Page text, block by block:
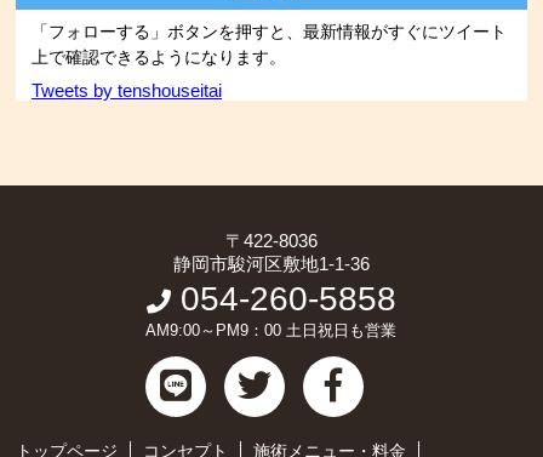
「フォローする」ボタンを押すと、最新情報がすぐにツイート
上で確認できるようになります。
Tweets by tenshouseitai
〒422-8036
静岡市駿河区敷地1-1-36
054-260-5858
AM9:00～PM9：00 土日祝日も営業
トップページ コンセプト 施術メニュー・料金